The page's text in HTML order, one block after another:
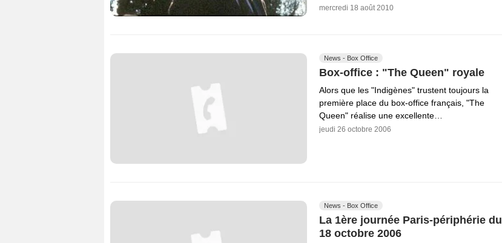
mercredi 18 août 2010
News - Box Office
Box-office : "The Queen" royale
Alors que les "Indigènes" trustent toujours la
première place du box-office français, "The
Queen" réalise une excellente…
jeudi 26 octobre 2006
News - Box Office
La 1ère journée Paris-périphérie du
18 octobre 2006